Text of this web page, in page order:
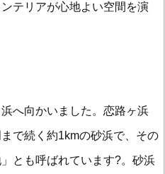
テリアが心地よい空間を演
へ向かいました。恋路ヶ浜
で続く約1kmの砂浜で、その
とも呼ばれています?。砂浜